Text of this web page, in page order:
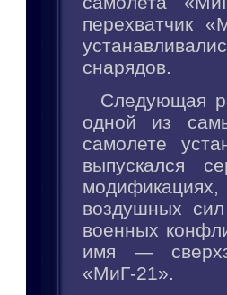
перехватчик
снарядов.
Следующая
одной из
самолете
выпускался
воздушных
военных
имя —
«МиГ-21».